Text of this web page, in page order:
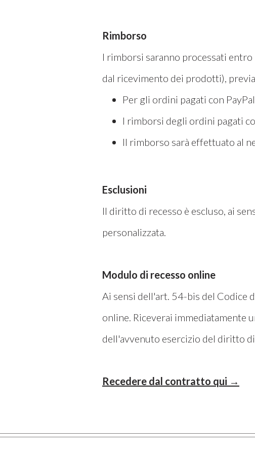
Rimborso
I rimborsi saranno processati
dal ricevimento dei prodotti),
Per gli ordini pagati con
I rimborsi degli ordini pagati
Il rimborso sarà effettuato al
Esclusioni
Il diritto di recesso è escluso, ai
personalizzata.
Modulo di recesso online
Ai sensi dell'art. 54-bis del Codice
online. Riceverai immediatamente
dell'avvenuto esercizio del diritto
Recedere dal contratto qui →